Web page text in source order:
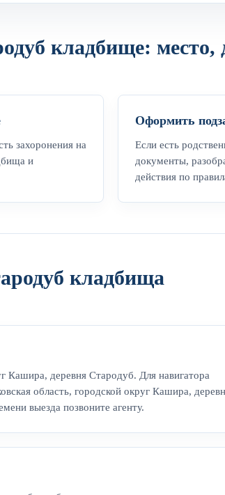
кладбище:
захоронения на
и
Оформить
Если есть
документы,
действия по
кладбища
Кашира, деревня Стародуб. Для навигатора
область, городской округ Кашира,
выезда позвоните агенту.